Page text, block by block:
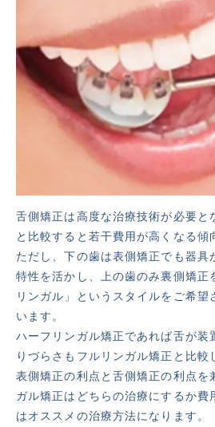
舌側矯正は高度な治療技術が必要と
と比較すると若干費用が高くなる傾
ただし、下の歯は表側矯正でも器具
特性を活かし、上の歯のみ裏側矯正
リンガル」というスタイルをご希望
います。
ハーフリンガル矯正であれば舌が装
りづらさもフルリンガル矯正と比較
表側矯正の利点と舌側矯正の利点を
ガル矯正はどちらの治療にするか費
はオススメの治療方法になります。